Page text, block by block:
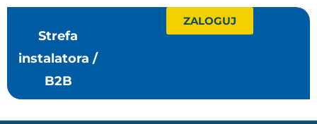
Strefa
instalatora /
B2B
ZALOGUJ